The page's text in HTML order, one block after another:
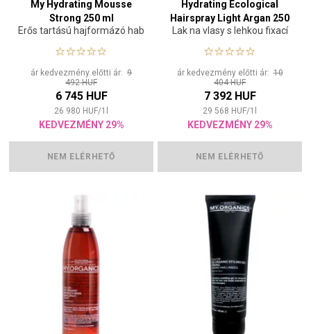
My Hydrating Mousse
Strong 250 ml
Erős tartású hajformázó hab
ár kedvezmény előtti ár: 9
492 HUF
6 745 HUF
26 980 HUF/1
KEDVEZMÉNY 29%
NEM ELÉRHETŐ
Hydrating Ecological
Hairspray Light Argan 250
ml
Lak na vlasy s lehkou fixací
ár kedvezmény előtti ár:10
404 HUF
7 392 HUF
29 568 HUF/1
KEDVEZMÉNY 29%
NEM ELÉRHETŐ